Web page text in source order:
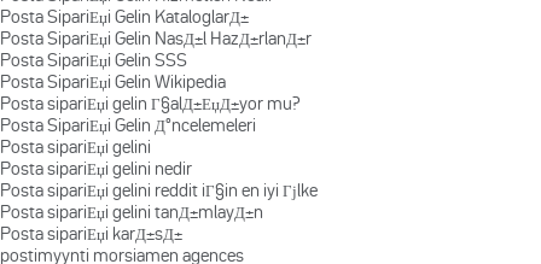
Posta SipariЕџi Gelin KataloglarД±
Posta SipariЕџi Gelin NasД±l HazД±rlanД±r
Posta SipariЕџi Gelin SSS
Posta SipariЕџi Gelin Wikipedia
Posta sipariЕџi gelin Г§alД±ЕџД±yor mu?
Posta SipariЕџi Gelin Д°ncelemeleri
Posta sipariЕџi gelini
Posta sipariЕџi gelini nedir
Posta sipariЕџi gelini reddit iГ§in en iyi Гјlke
Posta sipariЕџi gelini tanД±mlayД±n
Posta sipariЕџi karД±sД±
postimyynti morsiamen agences